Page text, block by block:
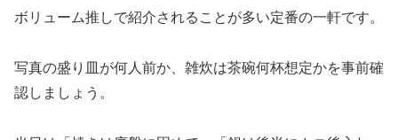
ボリューム推しで紹介されることが多い定番の一軒です。
写真の盛り皿が何人前か、雑炊は茶碗何杯想定かを事前確
認しましょう。